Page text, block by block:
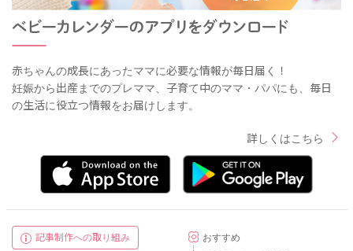
赤ちゃんの成長にあったママに必要な情報が毎日届く！
妊娠から出産までのプレママ、子育て中のママ・パパにも、毎日
の生活に役立つ情報をお届けします。
詳しくはこちら
記事制作への取り組み
おすすめ